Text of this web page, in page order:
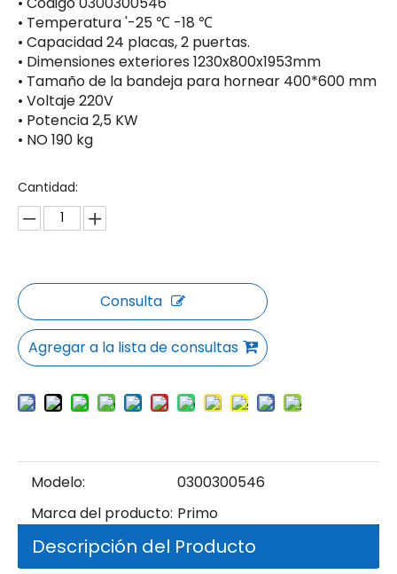
• Temperatura '-25 ℃ -18 ℃
• Capacidad 24 placas, 2 puertas.
• Dimensiones exteriores 1230x800x1953mm
• Tamaño de la bandeja para hornear 400*600 mm
• Voltaje 220V
• Potencia 2,5 KW
• NO 190 kg
Cantidad:
Consulta
Agregar a la lista de consultas
Modelo:
0300300546
Marca del producto: Primo
Descripción del Producto